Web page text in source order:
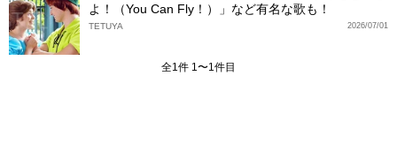
よ！（You Can Fly！）」など有名な歌も！
2026/07/01
TETUYA
全1件 1〜1件目